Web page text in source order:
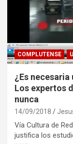
COMPLUTENSE
¿Es
Los expertos
nunca
14/09/2018
Vía Cultura de
justifica los